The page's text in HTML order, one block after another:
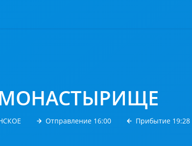
Отправление 16:00 Прибытие 19:28